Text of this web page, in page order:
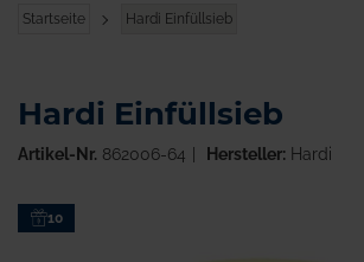
Startseite Hardi Einfüllsieb
Zum10
Hardi Einfüllsieb
Artikel-Nr. 862006-64 Hersteller:Hardi